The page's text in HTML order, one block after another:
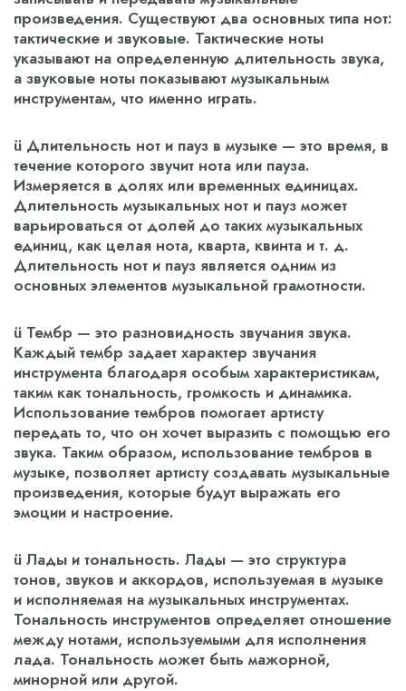
произведения. Существуют два основных типа нот:
тактические и звуковые. Тактические ноты
указывают на определенную длительность звука,
а звуковые ноты показывают музыкальным
инструментам, что именно играть.
ü Длительность нот и пауз в музыке — это время, в
течение которого звучит нота или пауза.
Измеряется в долях или временных единицах.
Длительность музыкальных нот и пауз может
варьироваться от долей до таких музыкальных
единиц, как целая нота, кварта, квинта и т. д.
Длительность нот и пауз является одним из
основных элементов музыкальной грамотности.
ü Тембр — это разновидность звучания звука.
Каждый тембр задает характер звучания
инструмента благодаря особым характеристикам,
таким как тональность, громкость и динамика.
Использование тембров помогает артисту
передать то, что он хочет выразить с помощью его
звука. Таким образом, использование тембров в
музыке, позволяет артисту создавать музыкальные
произведения, которые будут выражать его
эмоции и настроение.
ü Лады и тональность. Лады — это структура
тонов, звуков и аккордов, используемая в музыке
и исполняемая на музыкальных инструментах.
Тональность инструментов определяет отношение
между нотами, используемыми для исполнения
лада. Тональность может быть мажорной,
минорной или другой.